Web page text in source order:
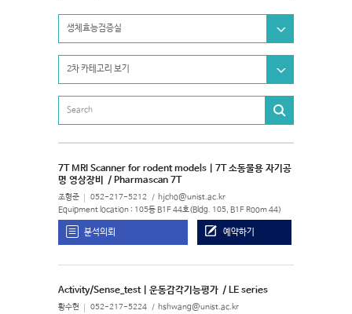
생체효능검증실
2차 카테고리 보기
7T MRI Scanner for rodent models | 7T 소동물용 자기공
명 영상장비
/ Pharmascan 7T
조형준 052-217-5212 hjcho@unist.ac.kr
Equipment location : 105동 B1F 44호(Bldg. 105, B1F Room 44)
분석의뢰 예약하기
Activity/Sense_test | 운동감각기능평가 / LE series
황수현 052-217-5224 hshwang@unist.ac.kr